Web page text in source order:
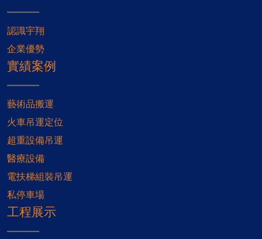
認識宇翔
企業優勢
實績案例
藝術品搬運
火車吊運定位
超重設備吊運
醫療設備
電扶梯組裝吊運
私停車場
工程展示